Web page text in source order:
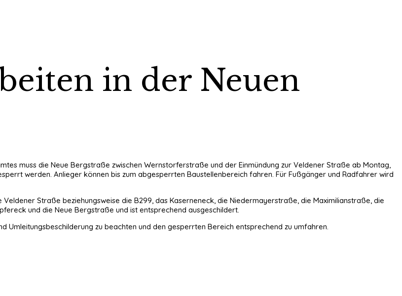
in der Neuen
muss die Neue Bergstraße zwischen Wernstorferstraße und der Einmündung zur Veldener Straße ab Montag,
werden. Anlieger können bis zum abgesperrten Baustellenbereich fahren. Für Fußgänger und Radfahrer wird
Straße beziehungsweise die B299, das Kaserneneck, die Niedermayerstraße, die Maximilianstraße, die
und die Neue Bergstraße und ist entsprechend ausgeschildert.
zu beachten und den gesperrten Bereich entsprechend zu umfahren.